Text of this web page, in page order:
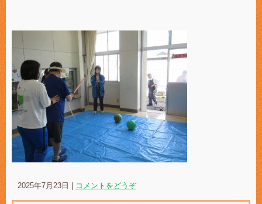
2025年7月23日 コメントをどうぞ